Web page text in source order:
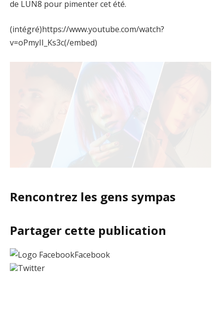
de LUN8 pour pimenter cet été.
(intégré)https://www.youtube.com/watch?
v=oPmyII_Ks3c(/embed)
Rencontrez les gens sympas
Partager cette publication
Facebook
Twitter